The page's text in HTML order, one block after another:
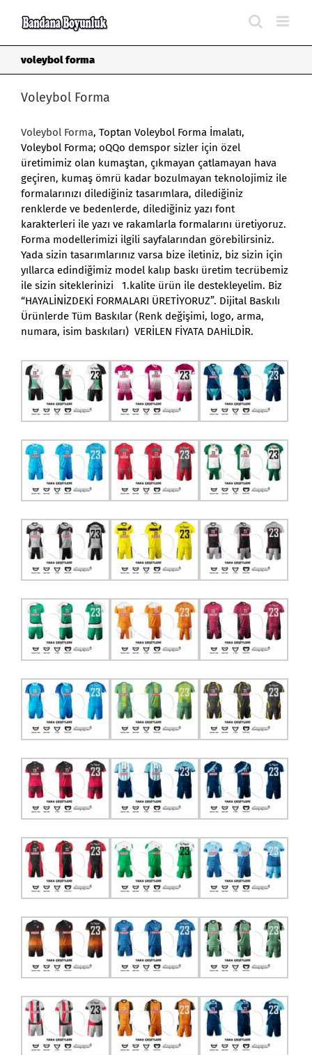
voleybol forma
Voleybol Forma
Voleybol Forma, Toptan Voleybol Forma İmalatı,
Voleybol Forma; oQQo demspor sizler için özel
üretimimiz olan kumaştan, çıkmayan çatlamayan hava
geçiren, kumaş ömrü kadar bozulmayan teknolojimiz ile
formalarınızı dilediğiniz tasarımlara, dilediğiniz
renklerde ve bedenlerde, dilediğiniz yazı font
karakterleri ile yazı ve rakamlarla formalarını üretiyoruz.
Forma modellerimizi ilgili sayfalarından görebilirsiniz.
Yada sizin tasarımlarınız varsa bize iletiniz, biz sizin için
yıllarca edindiğimiz model kalıp baskı üretim tecrübemiz
ile sizin siteklerinizi 1.kalite ürün ile destekleyelim. Biz
“HAYALİNİZDEKİ FORMALARI ÜRETİYORUZ”. Dijital Baskılı
Ürünlerde Tüm Baskılar (Renk değişimi, logo, arma,
numara, isim baskıları) VERİLEN FİYATA DAHİLDİR.